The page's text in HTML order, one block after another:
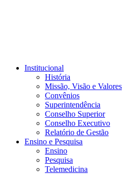
Institucional
História
Missão, Visão e Valores
Convênios
Superintendência
Conselho Superior
Conselho Executivo
Relatório de Gestão
Ensino e Pesquisa
Ensino
Pesquisa
Telemedicina